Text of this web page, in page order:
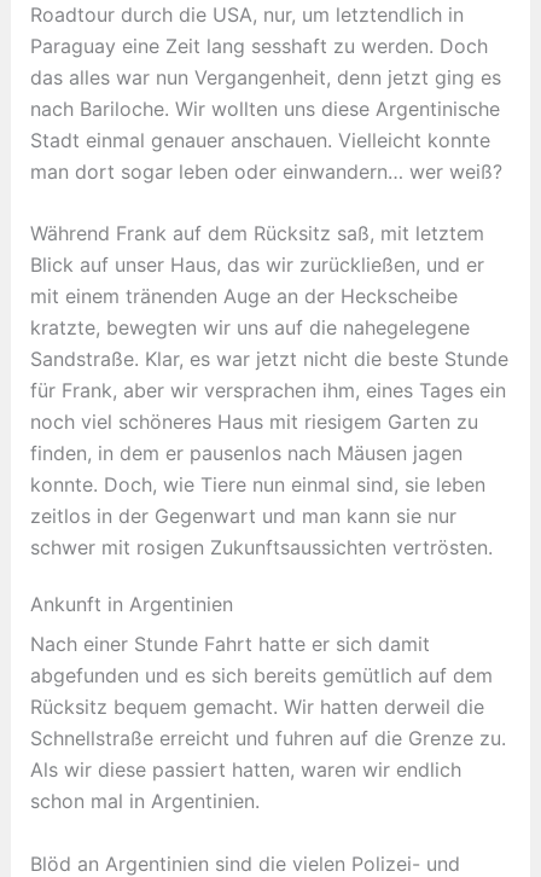
Roadtour durch die USA, nur, um letztendlich in
Paraguay eine Zeit lang sesshaft zu werden. Doch
das alles war nun Vergangenheit, denn jetzt ging es
nach Bariloche. Wir wollten uns diese Argentinische
Stadt einmal genauer anschauen. Vielleicht konnte
man dort sogar leben oder einwandern… wer weiß?
Während Frank auf dem Rücksitz saß, mit letztem
Blick auf unser Haus, das wir zurückließen, und er
mit einem tränenden Auge an der Heckscheibe
kratzte, bewegten wir uns auf die nahegelegene
Sandstraße. Klar, es war jetzt nicht die beste Stunde
für Frank, aber wir versprachen ihm, eines Tages ein
noch viel schöneres Haus mit riesigem Garten zu
finden, in dem er pausenlos nach Mäusen jagen
konnte. Doch, wie Tiere nun einmal sind, sie leben
zeitlos in der Gegenwart und man kann sie nur
schwer mit rosigen Zukunftsaussichten vertrösten.
Ankunft in Argentinien
Nach einer Stunde Fahrt hatte er sich damit
abgefunden und es sich bereits gemütlich auf dem
Rücksitz bequem gemacht. Wir hatten derweil die
Schnellstraße erreicht und fuhren auf die Grenze zu.
Als wir diese passiert hatten, waren wir endlich
schon mal in Argentinien.
Blöd an Argentinien sind die vielen Polizei- und